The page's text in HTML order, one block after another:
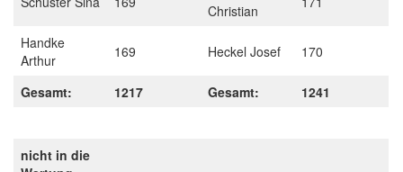
Christian
Handke
Arthur
169 Heckel Josef 170
Gesamt: 1217 Gesamt: 1241
nicht in die